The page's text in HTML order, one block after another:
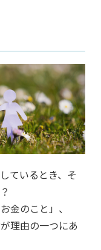
ているとき、そ
金のこと」、
理由の一つにあ